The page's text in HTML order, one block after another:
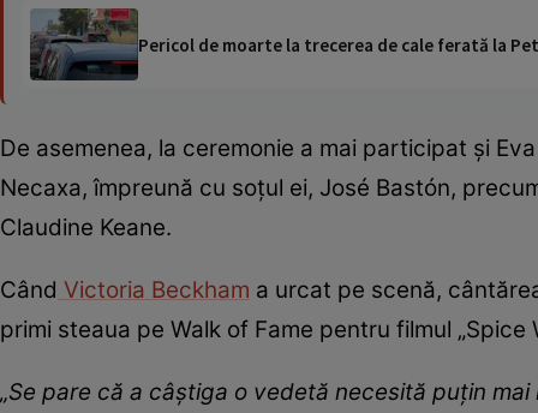
Pericol de moarte la trecerea de cale ferată la
De asemenea, la ceremonie a mai participat și
Necaxa, împreună cu soțul ei, José Bastón,
Claudine Keane.
Când Victoria Beckham a urcat pe scenă,
primi steaua pe Walk of Fame pentru filmul „Spice
„Se pare că a câștiga o vedetă necesită puțin